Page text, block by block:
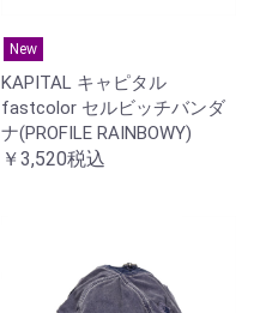
New
KAPITAL キャピタル
fastcolor セルビッチバンダ
ナ(PROFILE RAINBOWY)
￥3,520税込